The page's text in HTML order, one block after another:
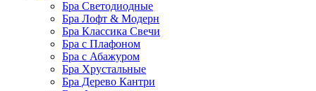
Бра Светодиодные
Бра Лофт & Модерн
Бра Классика Свечи
Бра с Плафоном
Бра с Абажуром
Бра Хрустальные
Бра Дерево Кантри